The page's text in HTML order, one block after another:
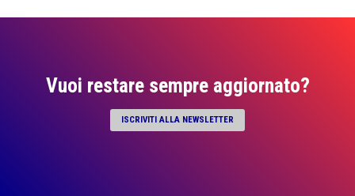
Vuoi restare sempre aggiornato?
ISCRIVITI ALLA NEWSLETTER